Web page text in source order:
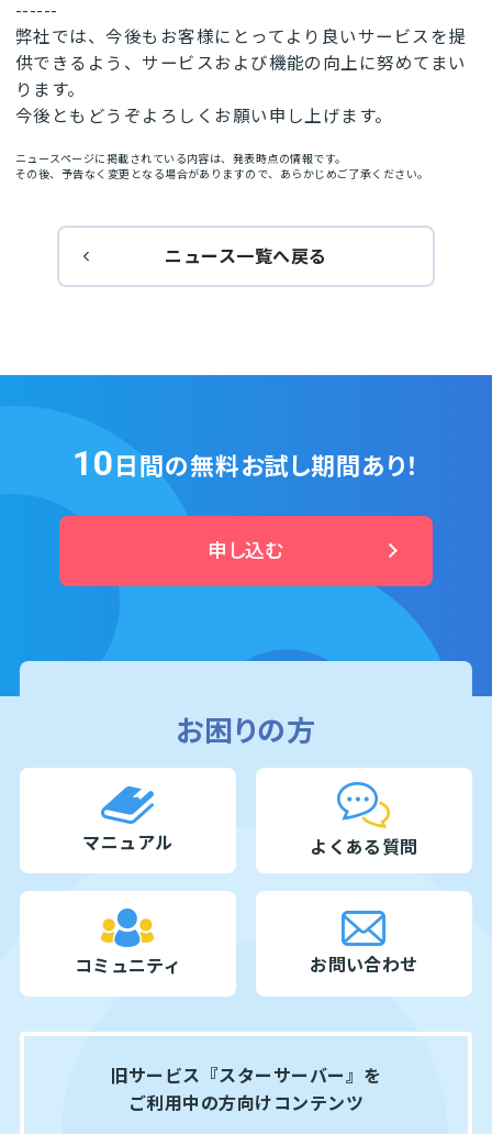
------
弊社では、今後もお客様にとってより良いサービスを提
供できるよう、サービスおよび機能の向上に努めてまい
ります。
今後ともどうぞよろしくお願い申し上げます。
ニュースページに掲載されている内容は、発表時点の情報です。
その後、予告なく変更となる場合がありますので、あらかじめご了承ください。
ニュース一覧へ戻る
10 日間の無料お試し期間あり！
申し込む
お困りの方
マニュアル よくある質問
コミュニティ お問い合わせ
旧サービス『スターサーバー』を
ご利用中の方向けコンテンツ